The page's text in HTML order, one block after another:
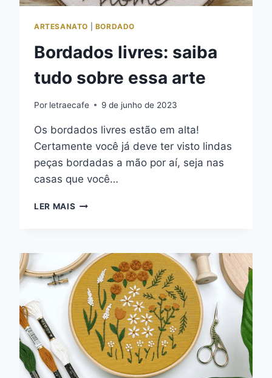
ARTESANATO BORDADO
Bordados livres: saiba
tudo sobre essa arte
Por letraecafe 9 de junho de 2023
Os bordados livres estão em alta!
Certamente você já deve ter visto lindas
peças bordadas a mão por aí, seja nas
casas que você…
LER MAIS BORDADOS
SOBRE
ESSA
ARTE